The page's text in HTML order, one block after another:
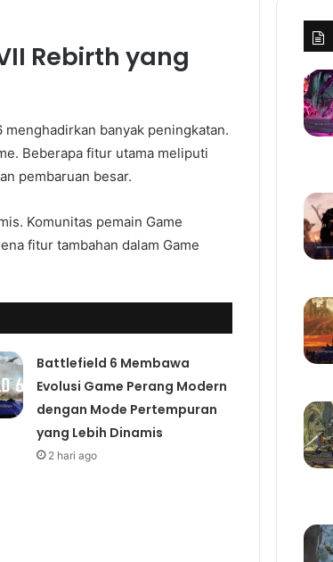
Rebirth yang
banyak peningkatan.
Beberapa fitur utama meliputi
pembaruan besar.
Komunitas pemain Game
fitur tambahan dalam Game
Battlefield 6 Membawa
Evolusi Game Perang Modern
dengan Mode Pertempuran
yang Lebih Dinamis
2 hari ago